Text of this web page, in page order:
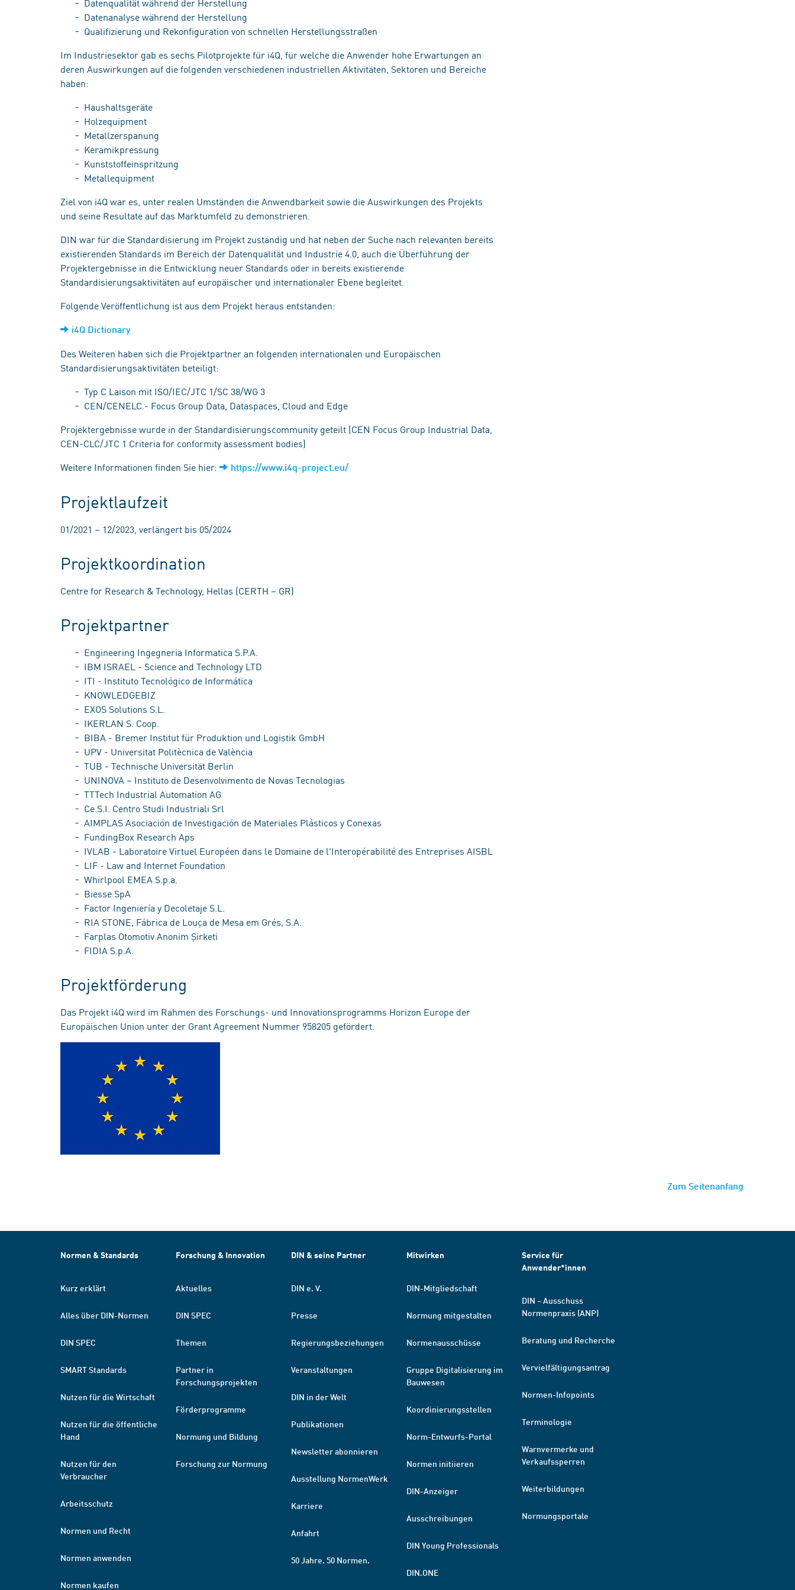
Datenanalyse während der Herstellung
Qualifizierung und Rekonfiguration von schnellen Herstellungsstraßen
Im Industriesektor gab es sechs Pilotprojekte für i4Q, für welche die Anwender hohe Erwartungen an
deren Auswirkungen auf die folgenden verschiedenen industriellen Aktivitäten, Sektoren und Bereiche
haben:
Haushaltsgeräte
Holzequipment
Metallzerspanung
Keramikpressung
Kunststoffeinspritzung
Metallequipment
Ziel von i4Q war es, unter realen Umständen die Anwendbarkeit sowie die Auswirkungen des Projekts
und seine Resultate auf das Marktumfeld zu demonstrieren.
DIN war für die Standardisierung im Projekt zuständig und hat neben der Suche nach relevanten bereits
existierenden Standards im Bereich der Datenqualität und Industrie 4.0, auch die Überführung der
Projektergebnisse in die Entwicklung neuer Standards oder in bereits existierende
Standardisierungsaktivitäten auf europäischer und internationaler Ebene begleitet.
Folgende Veröffentlichung ist aus dem Projekt heraus entstanden:
i4Q Dictionary
Des Weiteren haben sich die Projektpartner an folgenden internationalen und Europäischen
Standardisierungsaktivitäten beteiligt:
Typ C Laison mit ISO/IEC/JTC 1/SC 38/WG 3
CEN/CENELC - Focus Group Data, Dataspaces, Cloud and Edge
Projektergebnisse wurde in der Standardisierungscommunity geteilt (CEN Focus Group Industrial Data,
CEN-CLC/JTC 1 Criteria for conformity assessment bodies)
Weitere Informationen finden Sie hier:
https://www.i4q-project.eu/
Projektlaufzeit
01/2021 – 12/2023, verlängert bis 05/2024
Projektkoordination
Centre for Research & Technology, Hellas (CERTH – GR)
Projektpartner
Engineering Ingegneria Informatica S.P.A.
IBM ISRAEL - Science and Technology LTD
ITI - Instituto Tecnológico de Informática
KNOWLEDGEBIZ
EXOS Solutions S.L.
IKERLAN S. Coop.
BIBA - Bremer Institut für Produktion und Logistik GmbH
UPV - Universitat Politècnica de València
TUB - Technische Universität Berlin
UNINOVA – Instituto de Desenvolvimento de Novas Tecnologias
TTTech Industrial Automation AG
Ce.S.I. Centro Studi Industriali Srl
AIMPLAS Asociación de Investigación de Materiales Plásticos y Conexas
FundingBox Research Aps
IVLAB - Laboratoire Virtuel Européen dans le Domaine de l'Interopérabilité des Entreprises AISBL
LIF - Law and Internet Foundation
Whirlpool EMEA S.p.a.
Biesse SpA
Factor Ingeniería y Decoletaje S.L.
RIA STONE, Fábrica de Louça de Mesa em Grés, S.A.
Farplas Otomotiv Anonim Şirketi
FIDIA S.p.A.
Projektförderung
Das Projekt i4Q wird im Rahmen des Forschungs- und Innovationsprogramms Horizon Europe der
Europäischen Union unter der Grant Agreement Nummer 958205 gefördert.
Zum Seitenanfang
Normen & Standards
Kurz erklärt
Alles über DIN-Normen
DIN SPEC
SMART Standards
Nutzen für die Wirtschaft
Nutzen für die öffentliche
Hand
Nutzen für den
Verbraucher
Arbeitsschutz
Normen und Recht
Normen anwenden
Normen kaufen
Forschung & Innovation
Aktuelles
DIN SPEC
Themen
Partner in
Forschungsprojekten
Förderprogramme
Normung und Bildung
Forschung zur Normung
DIN & seine Partner
DIN e. V.
Presse
Regierungsbeziehungen
Veranstaltungen
DIN in der Welt
Publikationen
Newsletter abonnieren
Ausstellung NormenWerk
Karriere
Anfahrt
50 Jahre. 50 Normen.
Mitwirken
DIN-Mitgliedschaft
Normung mitgestalten
Normenausschüsse
Gruppe Digitalisierung im
Bauwesen
Koordinierungsstellen
Norm-Entwurfs-Portal
Normen initiieren
DIN-Anzeiger
Ausschreibungen
DIN Young Professionals
DIN.ONE
Service für
Anwender*innen
DIN – Ausschuss
Normenpraxis (ANP)
Beratung und Recherche
Vervielfältigungsantrag
Normen-Infopoints
Terminologie
Warnvermerke und
Verkaufssperren
Weiterbildungen
Normungsportale